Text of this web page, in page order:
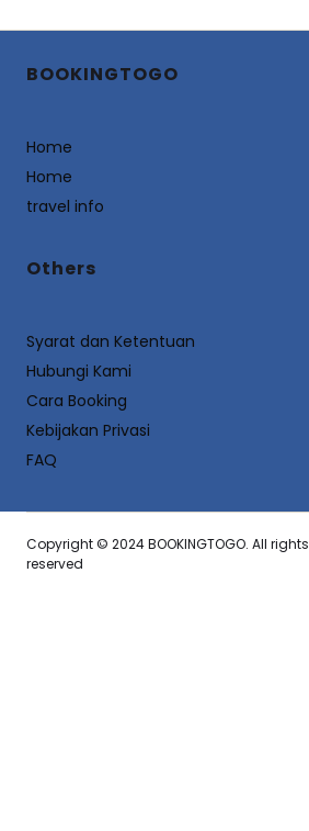
BOOKINGTOGO
Home
Home
travel info
Others
Syarat dan Ketentuan
Hubungi Kami
Cara Booking
Kebijakan Privasi
FAQ
Copyright © 2024 BOOKINGTOGO. All rights
reserved